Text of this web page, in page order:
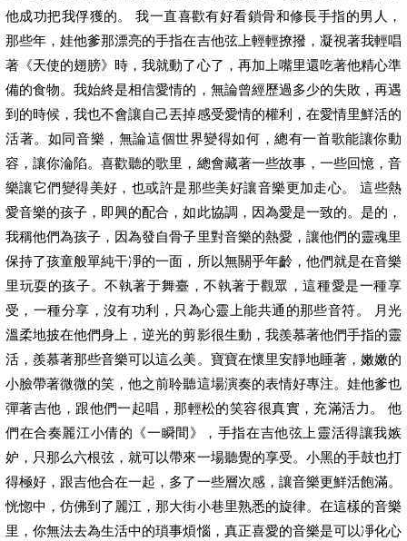
他成功把我俘獲的。 我一直喜歡有好看鎖骨和修長手指的男人，
那些年，娃他爹那漂亮的手指在吉他弦上輕輕撩撥，凝視著我輕唱
著《天使的翅膀》時，我就動了心了，再加上嘴里還吃著他精心準
備的食物。我始終是相信愛情的，無論曾經歷過多少的失敗，再遇
到的時候，我也不會讓自己丟掉感受愛情的權利，在愛情里鮮活的
活著。如同音樂，無論這個世界變得如何，總有一首歌能讓你動
容，讓你淪陷。喜歡聽的歌里，總會藏著一些故事，一些回憶，音
樂讓它們變得美好，也或許是那些美好讓音樂更加走心。 這些熱
愛音樂的孩子，即興的配合，如此協調，因為愛是一致的。是的，
我稱他們為孩子，因為發自骨子里對音樂的熱愛，讓他們的靈魂里
保持了孩童般單純干凈的一面，所以無關乎年齡，他們就是在音樂
里玩耍的孩子。不執著于舞臺，不執著于觀眾，這種愛是一種享
受，一種分享，沒有功利，只為心靈上能共通的那些音符。 月光
溫柔地披在他們身上，逆光的剪影很生動，我羨慕著他們手指的靈
活，羨慕著那些音樂可以這么美。寶寶在懷里安靜地睡著，嫩嫩的
小臉帶著微微的笑，他之前聆聽這場演奏的表情好專注。娃他爹也
彈著吉他，跟他們一起唱，那輕松的笑容很真實，充滿活力。 他
們在合奏麗江小倩的《一瞬間》，手指在吉他弦上靈活得讓我嫉
妒，只那么六根弦，就可以帶來一場聽覺的享受。小黑的手鼓也打
得極好，跟吉他合在一起，多了一些層次感，讓音樂更鮮活飽滿。
恍惚中，仿佛到了麗江，那大街小巷里熟悉的旋律。在這樣的音樂
里，你無法去為生活中的瑣事煩惱，真正喜愛的音樂是可以凈化心